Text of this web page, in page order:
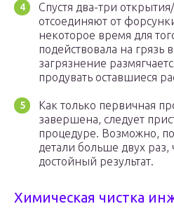
Спустя два-три
отсоединяют от
некоторое время для
подействовала на грязь
загрязнение
продувать оставшиеся
Как только первичная
завершена, следует
процедуре. Возможно,
детали больше двух раз,
достойный результат.
Химическая чистка